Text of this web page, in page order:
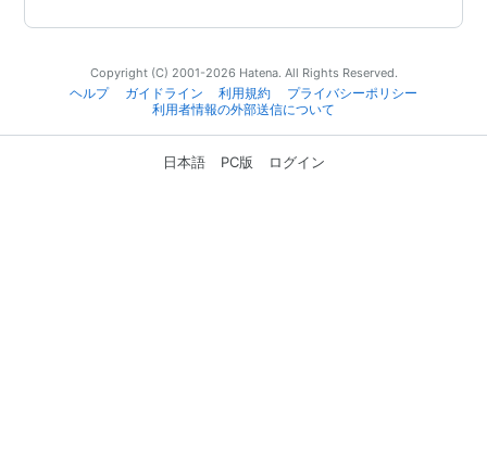
Copyright (C) 2001-2026 Hatena. All Rights Reserved.
ヘルプ
ガイドライン 利用規約
プライバシーポリシー
利用者情報の外部送信について
日本語 PC版 ログイン